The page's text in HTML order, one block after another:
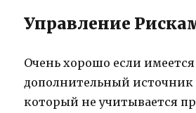
Управление
Очень хорошо если имеется
дополнительный источник
который не учитывается